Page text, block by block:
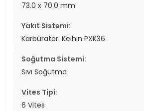
73.0 x 70.0 mm
Yakıt Sistemi:
Karbüratör. Keihin PXK36
Soğutma Sistemi:
Sıvı Soğutma
Vites Tipi:
6 Vites